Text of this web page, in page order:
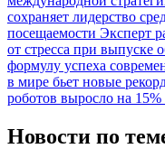
сохраняет лидерство
посещаемости Эксперт
от стресса при выпуске
формулу успеха
в мире бьет новые
роботов выросло на 15%
Новости по